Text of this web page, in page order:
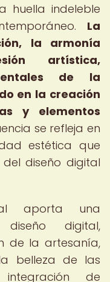
huella indeleble
La
la armonía
artística,
de la
en la creación
y elementos
se refleja en
estética que
diseño digital
aporta una
digital,
de la artesanía,
belleza de las
de